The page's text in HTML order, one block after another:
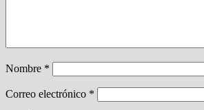
Nombre *
Correo electrónico *